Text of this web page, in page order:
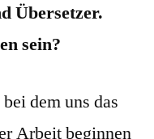
Übersetzer.
sein?
dem uns das
Arbeit beginnen